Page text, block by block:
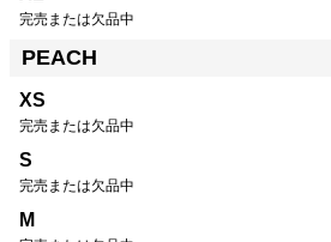
完売または欠品中
PEACH
XS
完売または欠品中
S
完売または欠品中
M